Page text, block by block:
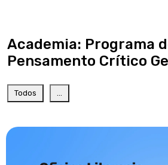
Academia: Programa
Pensamento Crítico
Todos